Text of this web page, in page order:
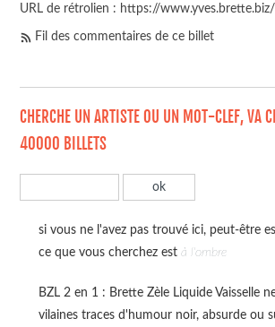
URL de rétrolien : https://
Fil des commentaires de ce billet
CHERCHE UN ARTISTE OU UN MOT-CLEF, VA
40000 BILLETS
si vous ne l'avez pas trouvé ici, peut-être
ce que vous cherchez est à l'ombre
BZL 2 en 1 : Brette Zèle Liquide Vaisselle
vilaines traces d'humour noir, absurde ou